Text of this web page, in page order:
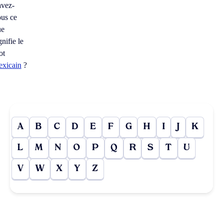
ce
le
?
A B C D E F G H I J K
L M N O P Q R S T U
V W X Y Z